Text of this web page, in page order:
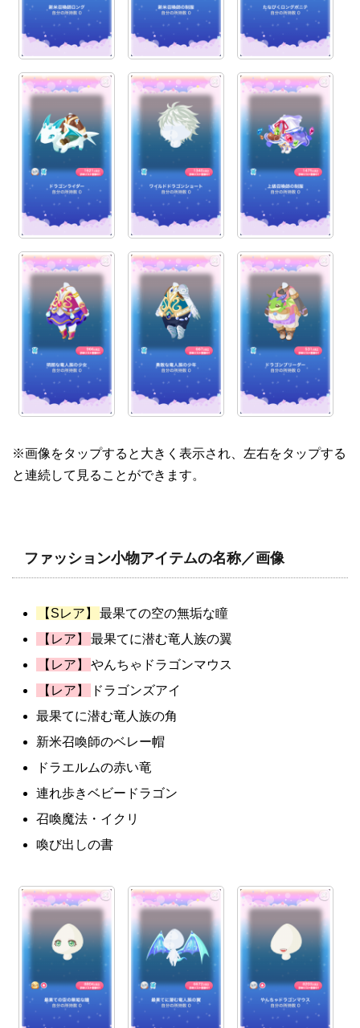
※画像をタップすると大きく表示され、左右をタップする
と連続して見ることができます。
ファッション小物アイテムの名称／画像
【Sレア】
最果ての空の無垢な瞳
【レア】
最果てに潜む竜人族の翼
【レア】
やんちゃドラゴンマウス
【レア】
ドラゴンズアイ
最果てに潜む竜人族の角
新米召喚師のベレー帽
ドラエルムの赤い竜
連れ歩きベビードラゴン
召喚魔法・イクリ
喚び出しの書